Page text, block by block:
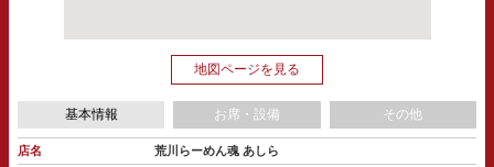
地図ページを見る
基本情報 お席・設備 その他
店名
荒川らーめん魂 あしら